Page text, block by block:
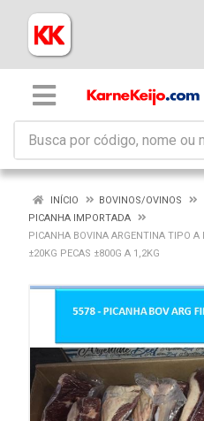
INÍCIO
BOVINOS/OVINOS
PICANHA IMPORTADA
PICANHA BOVINA ARGENTINA TIPO A
±20KG PECAS ±800G A 1,2KG